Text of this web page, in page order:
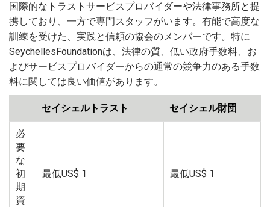
国際的なトラストサービスプロバイダーや法律事務所と提
携しており、一方で専門スタッフがいます。有能で高度な
訓練を受けた、実践と信頼の協会のメンバーです。特に
SeychellesFoundationは、法律の質、低い政府手数料、お
よびサービスプロバイダーからの通常の競争力のある手数
料に関しては良い価値があります。
セイシェルトラスト セイシェル財団
必
要
な
初
期
資
最低US$ 1 最低US$ 1